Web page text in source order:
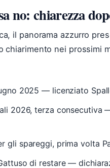
no: chiarezza
il panorama azzurro
chiarimento nei prossimi
2025 — licenziato
2026, terza consecutiva
gli spareggi, prima volta
di restare —